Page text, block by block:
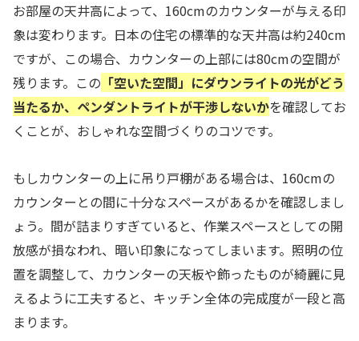
お部屋の天井高によって、160cmのカウンターが与える印
象は変わります。日本の住宅の標準的な天井高は約240cm
ですが、この場合、カウンターの上部には80cmの空間が
残ります。この 「空いた空間」にダウンライトの光がどう
当たるか、ペンダントライトが干渉しないかを確認してお
くことが、おしゃれな空間づくりのコツです。
もしカウンターの上に吊り戸棚がある場合は、160cmの
カウンターとの間に十分なスペースがあるかを確認しまし
ょう。間が詰まりすぎていると、作業スペースとしての開
放感が損なわれ、暗い印象になってしまいます。照明の位
置を調整して、カウンターの天板や飾ったものが綺麗に見
えるように工夫すると、キッチン全体の完成度が一段と高
まります。